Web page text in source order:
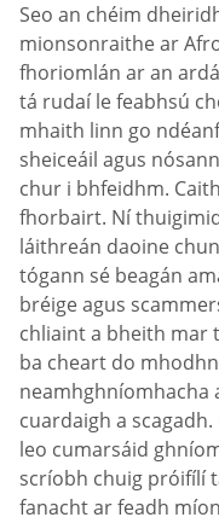
Seo an chéim
mionsonraithe ar
fhoriomlán ar an
tá rudaí le feabhsú
mhaith linn go
sheiceáil agus
chur i bhfeidhm.
fhorbairt. Ní
láithreán daoine
tógann sé beagán
bréige agus
chliaint a bheith mar
ba cheart do
neamhghníomhacha
cuardaigh a
leo cumarsáid
scríobh chuig próifílí
fanacht ar feadh